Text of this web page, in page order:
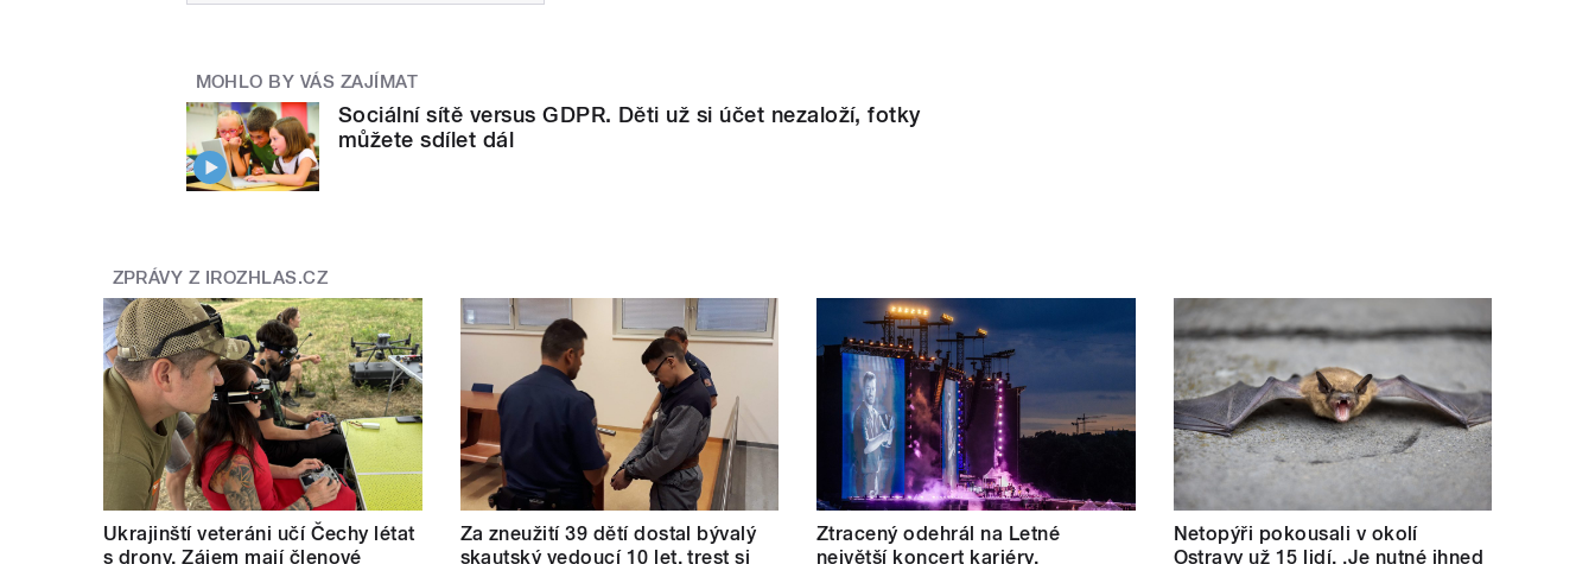
MOHLO BY VÁS ZAJÍMAT
Sociální sítě versus GDPR. Děti už si účet nezaloží, fotky
můžete sdílet dál
ZPRÁVY Z IROZHLAS.CZ
Ukrajinští veteráni učí Čechy létat
s drony. Zájem mají členové
Za zneužití 39 dětí dostal bývalý
skautský vedoucí 10 let, trest si
Ztracený odehrál na Letné
největší koncert kariéry.
Netopýři pokousali v okolí
Ostravy už 15 lidí. ‚Je nutné ihned